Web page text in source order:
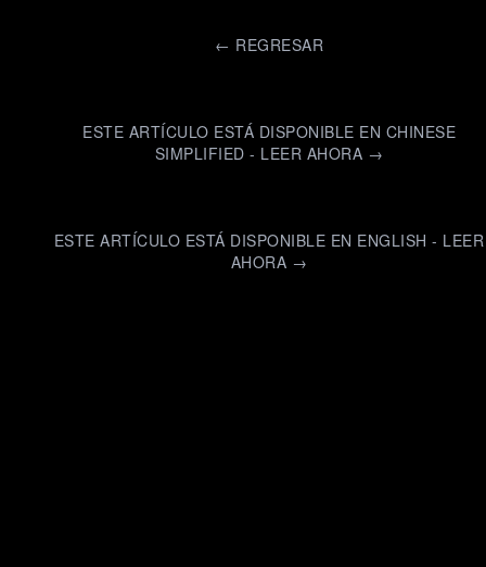
← REGRESAR
ESTE ARTÍCULO ESTÁ DISPONIBLE EN CHINESE
SIMPLIFIED - LEER AHORA →
ESTE ARTÍCULO ESTÁ DISPONIBLE EN ENGLISH - LEER
AHORA →